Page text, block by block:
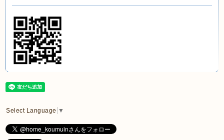
Select Language ▼